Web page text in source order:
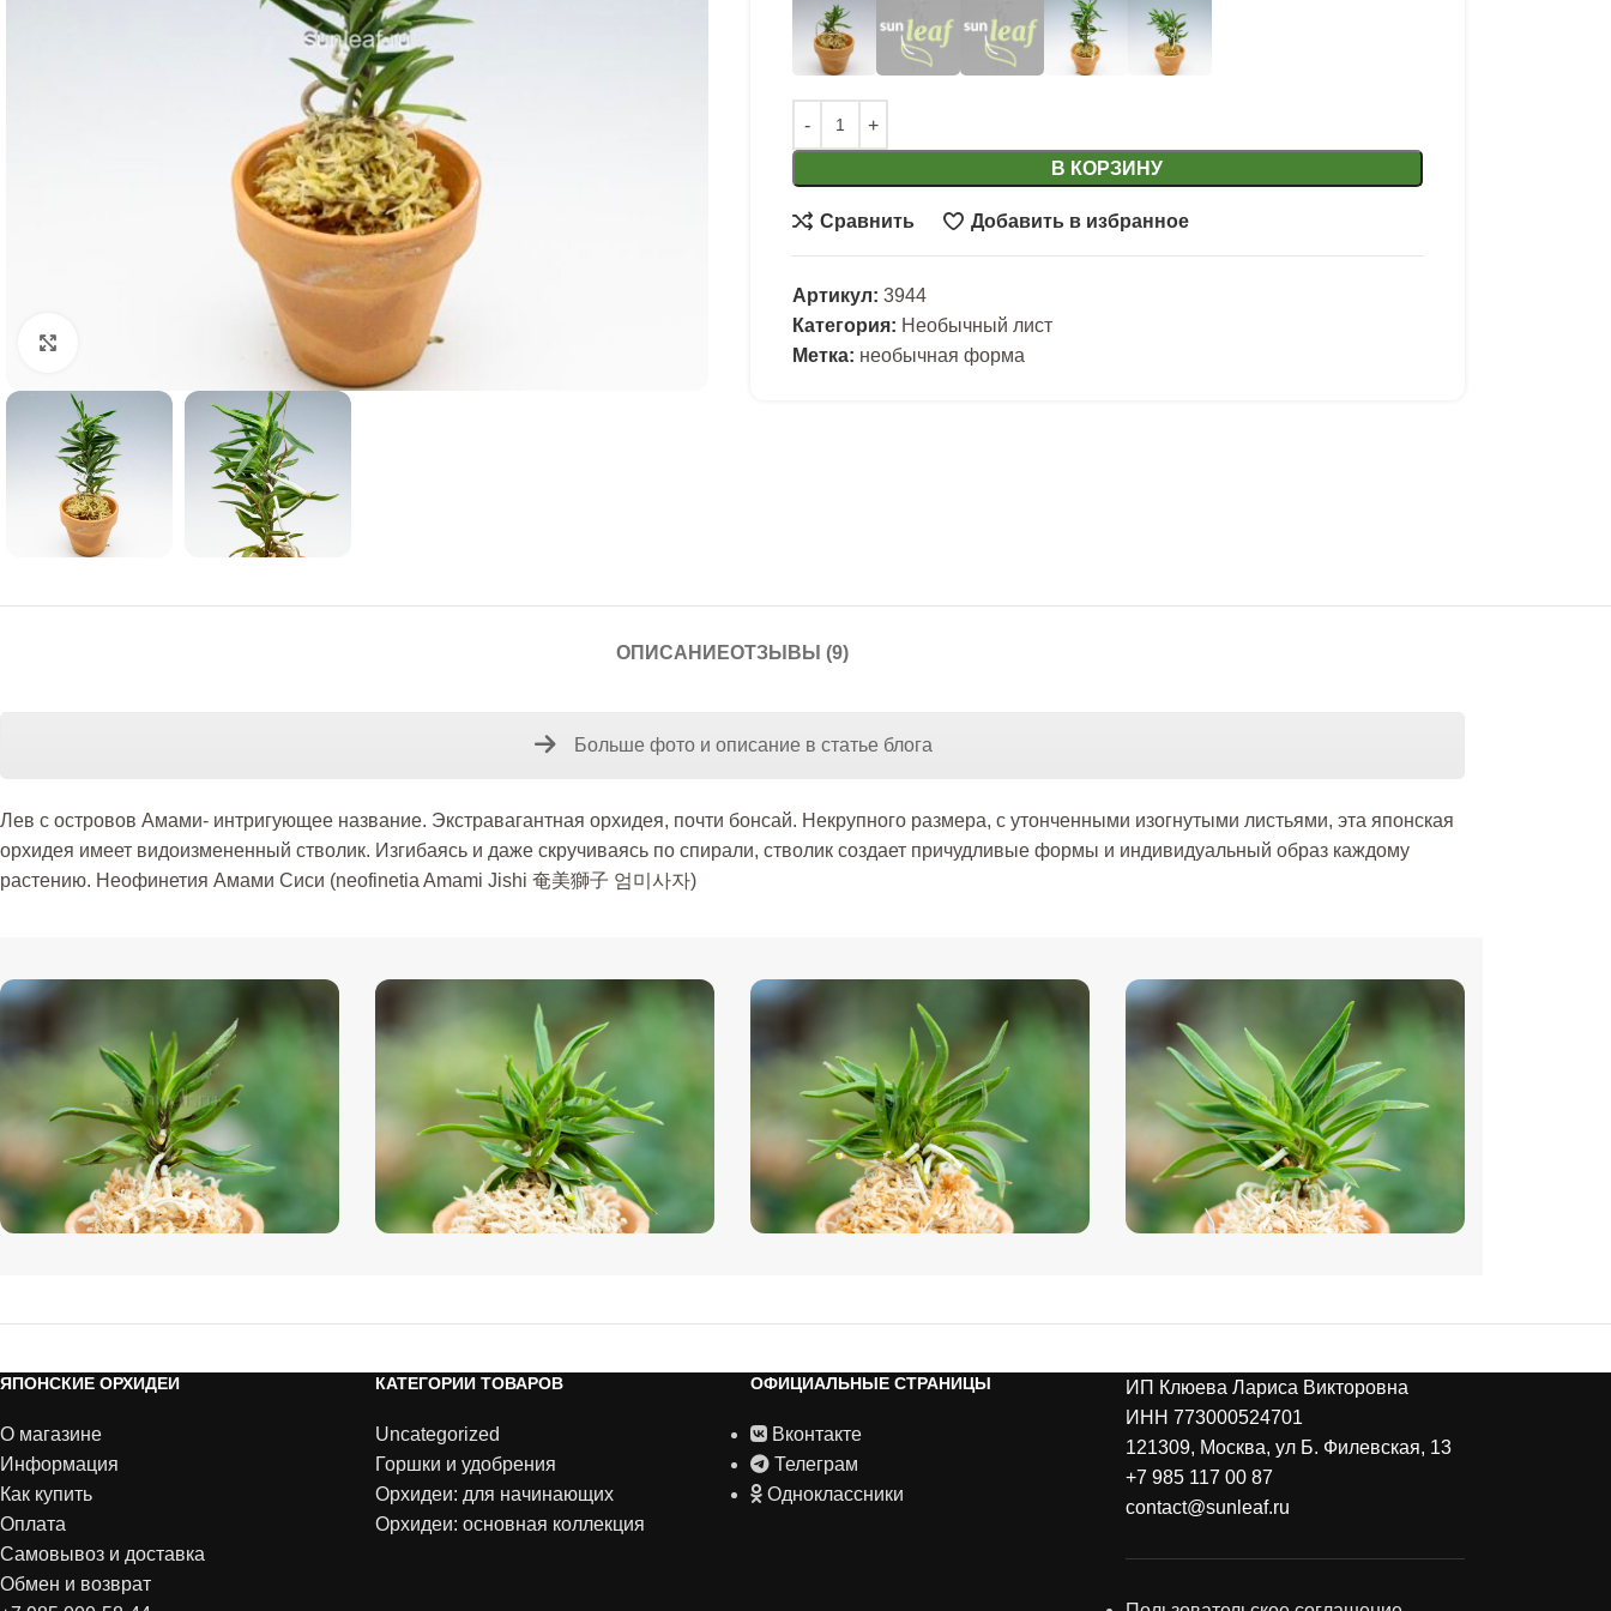
В КОРЗИНУ
Сравнить Добавить в избранное
Артикул: 3944
Категория: Необычный лист
Метка: необычная форма
ОПИСАНИЕОТЗЫВЫ (9)
Больше фото и описание в статье блога
Лев с островов Амами- интригующее название. Экстравагантная орхидея, почти бонсай. Некрупного размера, с утонченными изогнутыми листьями, эта японская
орхидея имеет видоизмененный стволик. Изгибаясь и даже скручиваясь по спирали, стволик создает причудливые формы и индивидуальный образ каждому
растению. Неофинетия Амами Сиси (neofinetia Amami Jishi 奄美獅子 엄미사자)
ЯПОНСКИЕ ОРХИДЕИ
О магазине
Информация
Как купить
Оплата
Самовывоз и доставка
Обмен и возврат
КАТЕГОРИИ ТОВАРОВ
Uncategorized
Горшки и удобрения
Орхидеи: для начинающих
Орхидеи: основная коллекция
ОФИЦИАЛЬНЫЕ СТРАНИЦЫ
Вконтакте
Телеграм
Одноклассники
ИП Клюева Лариса Викторовна
ИНН 773000524701
121309, Москва, ул Б. Филевская, 13
+7 985 117 00 87
contact@sunleaf.ru